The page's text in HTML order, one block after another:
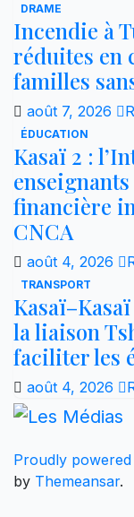
DRAME
Incendie à
réduites en
familles
août 7, 2026
ÉDUCATION
Kasaï 2 :
financière
CNCA
août 4, 2026
TRANSPORT
la liaison
faciliter les
août 4, 2026
Proudly
by Themeansar.